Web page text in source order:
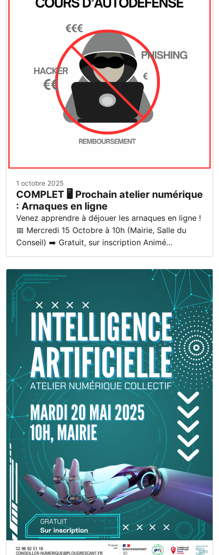
1 octobre 2025
COMPLET 🖥️ Prochain atelier numérique
: Arnaques en ligne
Venez apprendre à déjouer les arnaques en ligne !
📅 Mercredi 15 Octobre à 10h (Mairie, Salle du
Conseil) ➡️ Gratuit, sur inscription Animé…